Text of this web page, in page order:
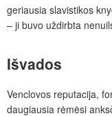
geriausia slavistikos
– ji buvo uždirbta
Išvados
Venclovos reputacija,
daugiausia rėmėsi